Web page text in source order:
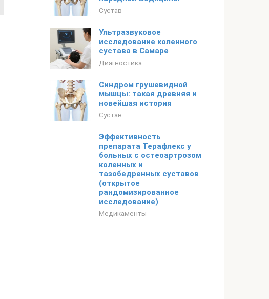
Сустав
Ультразвуковое
исследование коленного
сустава в Самаре
Диагностика
Синдром грушевидной
мышцы: такая древняя и
новейшая история
Сустав
Эффективность
препарата Терафлекс у
больных с остеоартрозом
коленных и
тазобедренных суставов
(открытое
рандомизированное
исследование)
Медикаменты